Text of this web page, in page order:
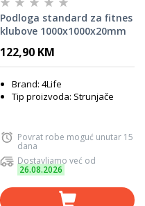
Podloga standard za fitnes
klubove 1000x1000x20mm
122,90 KM
Brand: 4Life
Tip proizvoda: Strunjače
Povrat robe moguć unutar 15
dana
Dostavljamo već od
26.08.2026